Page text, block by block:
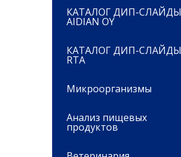
КАТАЛОГ ДИП-СЛАЙДЫ
AIDIAN OY
КАТАЛОГ ДИП-СЛАЙДЫ
RTA
Микроорганизмы
Анализ пищевых
продуктов